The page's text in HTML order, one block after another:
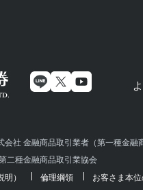
会社 金融商品取引業者（第一種金
二種金融商品取引業協会
）
倫理綱領 お客さま本